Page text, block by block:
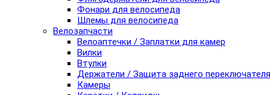
Фонари для велосипеда
Шлемы для велосипеда
Велозапчасти
Велоаптечки / Заплатки для камер
Вилки
Втулки
Держатели / Защита заднего переключателя
Камеры